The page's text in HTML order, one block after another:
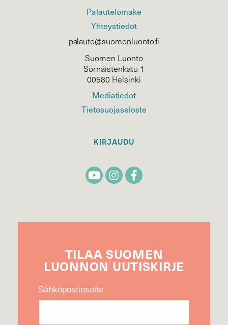
Palautelomake
Yhteystiedot
palaute@suomenluonto.fi
Suomen Luonto
Sörnäistenkatu 1
00580 Helsinki
Mediatiedot
Tietosuojaseloste
KIRJAUDU
TILAA SUOMEN
LUONNON UUTIS­KIRJE
Sähköpostiosoite